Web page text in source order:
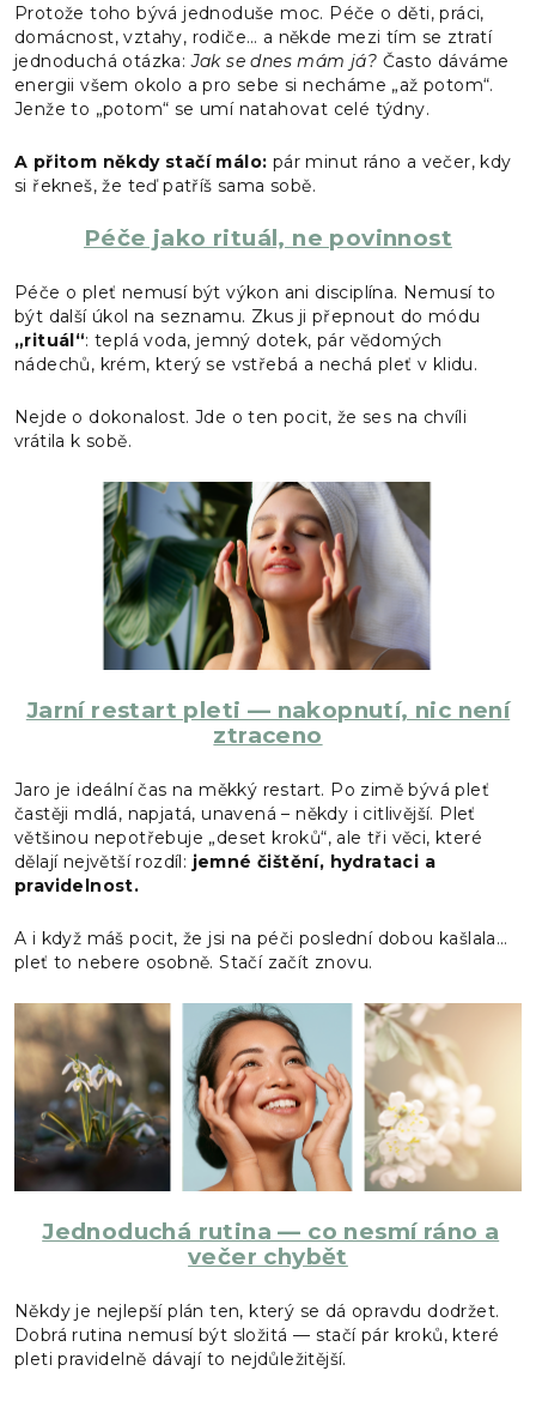
Protože toho bývá jednoduše moc. Péče o děti, práci,
domácnost, vztahy, rodiče… a někde mezi tím se ztratí
jednoduchá otázka:Jak se dnes mám já? Často dáváme
energii všem okolo a pro sebe si necháme „až potom“.
Jenže to „potom“ se umí natahovat celé týdny.
A přitom někdy stačí málo: pár minut ráno a večer, kdy
si řekneš, že teď patříš sama sobě.
Péče jako rituál, ne povinnost
Péče o pleť nemusí být výkon ani disciplína. Nemusí to
být další úkol na seznamu. Zkus ji přepnout do módu
„rituál“: teplá voda, jemný dotek, pár vědomých
nádechů, krém, který se vstřebá a nechá pleť v klidu.
Nejde o dokonalost. Jde o ten pocit, že ses na chvíli
vrátila k sobě.
Jarní restart pleti — nakopnutí, nic není
ztraceno
Jaro je ideální čas na měkký restart. Po zimě bývá pleť
častěji mdlá, napjatá, unavená – někdy i citlivější. Pleť
většinou nepotřebuje „deset kroků“, ale tři věci, které
dělají největší rozdíl: jemné čištění, hydrataci a
pravidelnost.
A i když máš pocit, že jsi na péči poslední dobou kašlala…
pleť to nebere osobně. Stačí začít znovu.
Jednoduchá rutina — co nesmí ráno a
večer chybět
Někdy je nejlepší plán ten, který se dá opravdu dodržet.
Dobrá rutina nemusí být složitá — stačí pár kroků, které
pleti pravidelně dávají to nejdůležitější.